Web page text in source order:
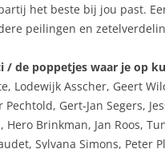
het beste bij jou past.
peilingen en
/ de poppetjes waar je op
Lodewijk Asscher, Geert
Pechtold, Gert-Jan Segers,
Hero Brinkman, Jan Roos,
Sylvana Simons, Peter